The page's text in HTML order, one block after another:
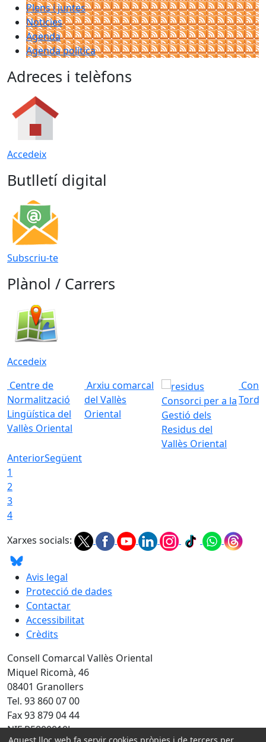
Plens i juntes
Noticies
Agenda
Agenda política
Adreces i telèfons
Accedeix
Butlletí digital
Subscriu-te
Plànol / Carrers
Accedeix
Centre de
Normalització
Lingüística del
Vallès Oriental
Arxiu comarcal
del Vallès
Oriental
Consorci per a la
Gestió dels
Residus del
Vallès Oriental
AnteriorSegüent
1
2
3
4
Xarxes socials:
Avis legal
Protecció de dades
Contactar
Accessibilitat
Crèdits
Consell Comarcal Vallès Oriental
Miquel Ricomà, 46
08401 Granollers
Tel. 93 860 07 00
Fax 93 879 04 44
NIF P5800010J